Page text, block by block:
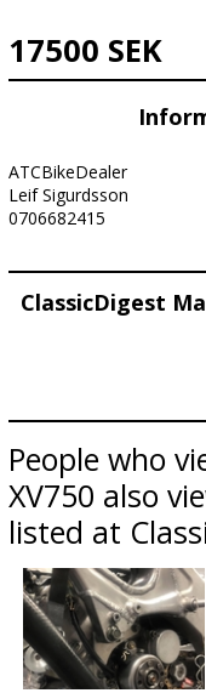
17500 SEK
ATCBikeDealer
Leif Sigurdsson
0706682415
ClassicDigest
People who
XV750 also
listed at